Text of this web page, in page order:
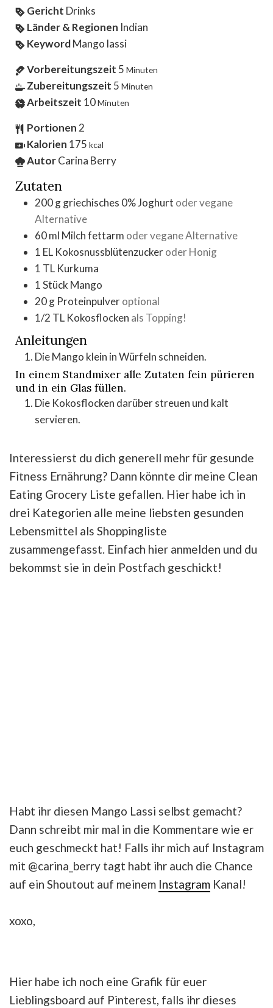
Gericht Drinks
Länder & Regionen Indian
KeywordMango lassi
Vorbereitungszeit 5 Minuten
Zubereitungszeit 5 Minuten
Arbeitszeit 10Minuten
Portionen2
Kalorien 175 kcal
AutorCarina Berry
Zutaten
200ggriechisches 0% Joghurt oder vegane
Alternative
60ml Milch fettarm oder vegane Alternative
1 EL Kokosnussblütenzuckeroder Honig
1 TL Kurkuma
1StückMango
20g Proteinpulveroptional
1/2 TL Kokosflocken als Topping!
Anleitungen
Die Mango klein in Würfeln schneiden.
In einem Standmixer alle Zutaten fein pürieren
und in ein Glas füllen.
Die Kokosflocken darüber streuen und kalt
servieren.
Interessierst du dich generell mehr für gesunde
Fitness Ernährung? Dann könnte dir meine Clean
Eating Grocery Liste gefallen. Hier habe ich in
drei Kategorien alle meine liebsten gesunden
Lebensmittel als Shoppingliste
zusammengefasst. Einfach hier anmelden und du
bekommst sie in dein Postfach geschickt!
Habt ihr diesen Mango Lassi selbst gemacht?
Dann schreibt mir mal in die Kommentare wie er
euch geschmeckt hat! Falls ihr mich auf Instagram
mit @carina_berry tagt habt ihr auch die Chance
auf ein Shoutout auf meinem Instagram Kanal!
xoxo,
Hier habe ich noch eine Grafik für euer
Lieblingsboard auf Pinterest, falls ihr dieses